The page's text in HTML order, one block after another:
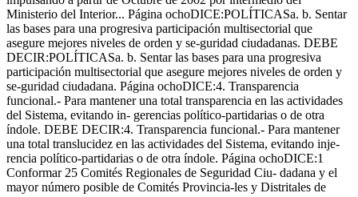
Ministerio del Interior... Página ochoDICE:POLÍTICASa. b. Sentar
las bases para una progresiva participación multisectorial que
asegure mejores niveles de orden y se-guridad ciudadanas. DEBE
DECIR:POLÍTICASa. b. Sentar las bases para una progresiva
participación multisectorial que asegure mejores niveles de orden y
se-guridad ciudadana. Página ochoDICE:4. Transparencia
funcional.- Para mantener una total transparencia en las actividades
del Sistema, evitando in- gerencias político-partidarias o de otra
índole. DEBE DECIR:4. Transparencia funcional.- Para mantener
una total translucidez en las actividades del Sistema, evitando inje-
rencia político-partidarias o de otra índole. Página ochoDICE:1
Conformar 25 Comités Regionales de Seguridad Ciu- dadana y el
mayor número posible de Comités Provincia-les y Distritales de